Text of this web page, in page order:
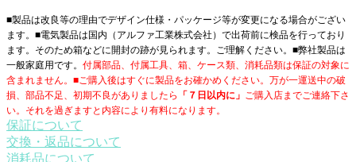
■製品は改良等の理由でデザイン仕様・パッケージ等が変更になる場合がござい
ます。■電気製品は国内（アルファ工業株式会社）で出荷前に検品を行っており
ます。そのため箱などに開封の跡が見られます。ご理解ください。■弊社製品は
一般家庭用です。 付属部品、付属工具、箱、ケース類、消耗品類は保証の対象に
含まれません。■ご購入後はすぐに製品をお確かめください。万が一運送中の破
損、部品不足、初期不良がありましたら
「７日以内に」 ご購入店までご連絡下さ
い。それを過ぎますと内容により有料になります。
保証について
交換・返品について
消耗品について